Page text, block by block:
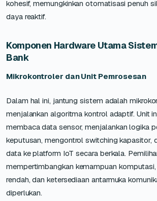
kohesif, memungkinkan otomatisasi penuh
daya reaktif.
Komponen Hardware Utama
Bank
Mikrokontroler dan Unit Pemrosesan
Dalam hal ini, jantung sistem adalah
menjalankan algoritma kontrol adaptif. Unit
membaca data sensor, menjalankan logika
keputusan, mengontrol switching kapasitor,
data ke platform IoT secara berkala.
mempertimbangkan kemampuan
rendah, dan ketersediaan antarmuka
diperlukan.